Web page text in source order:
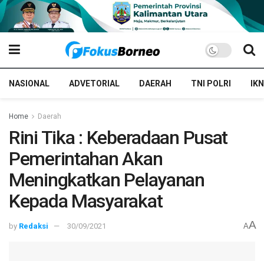
NASIONAL ADVETORIAL DAERAH TNI POLRI IKN
Home Daerah
Rini Tika : Keberadaan Pusat
Pemerintahan Akan
Meningkatkan Pelayanan
Kepada Masyarakat
by Redaksi 30/09/2021 AA